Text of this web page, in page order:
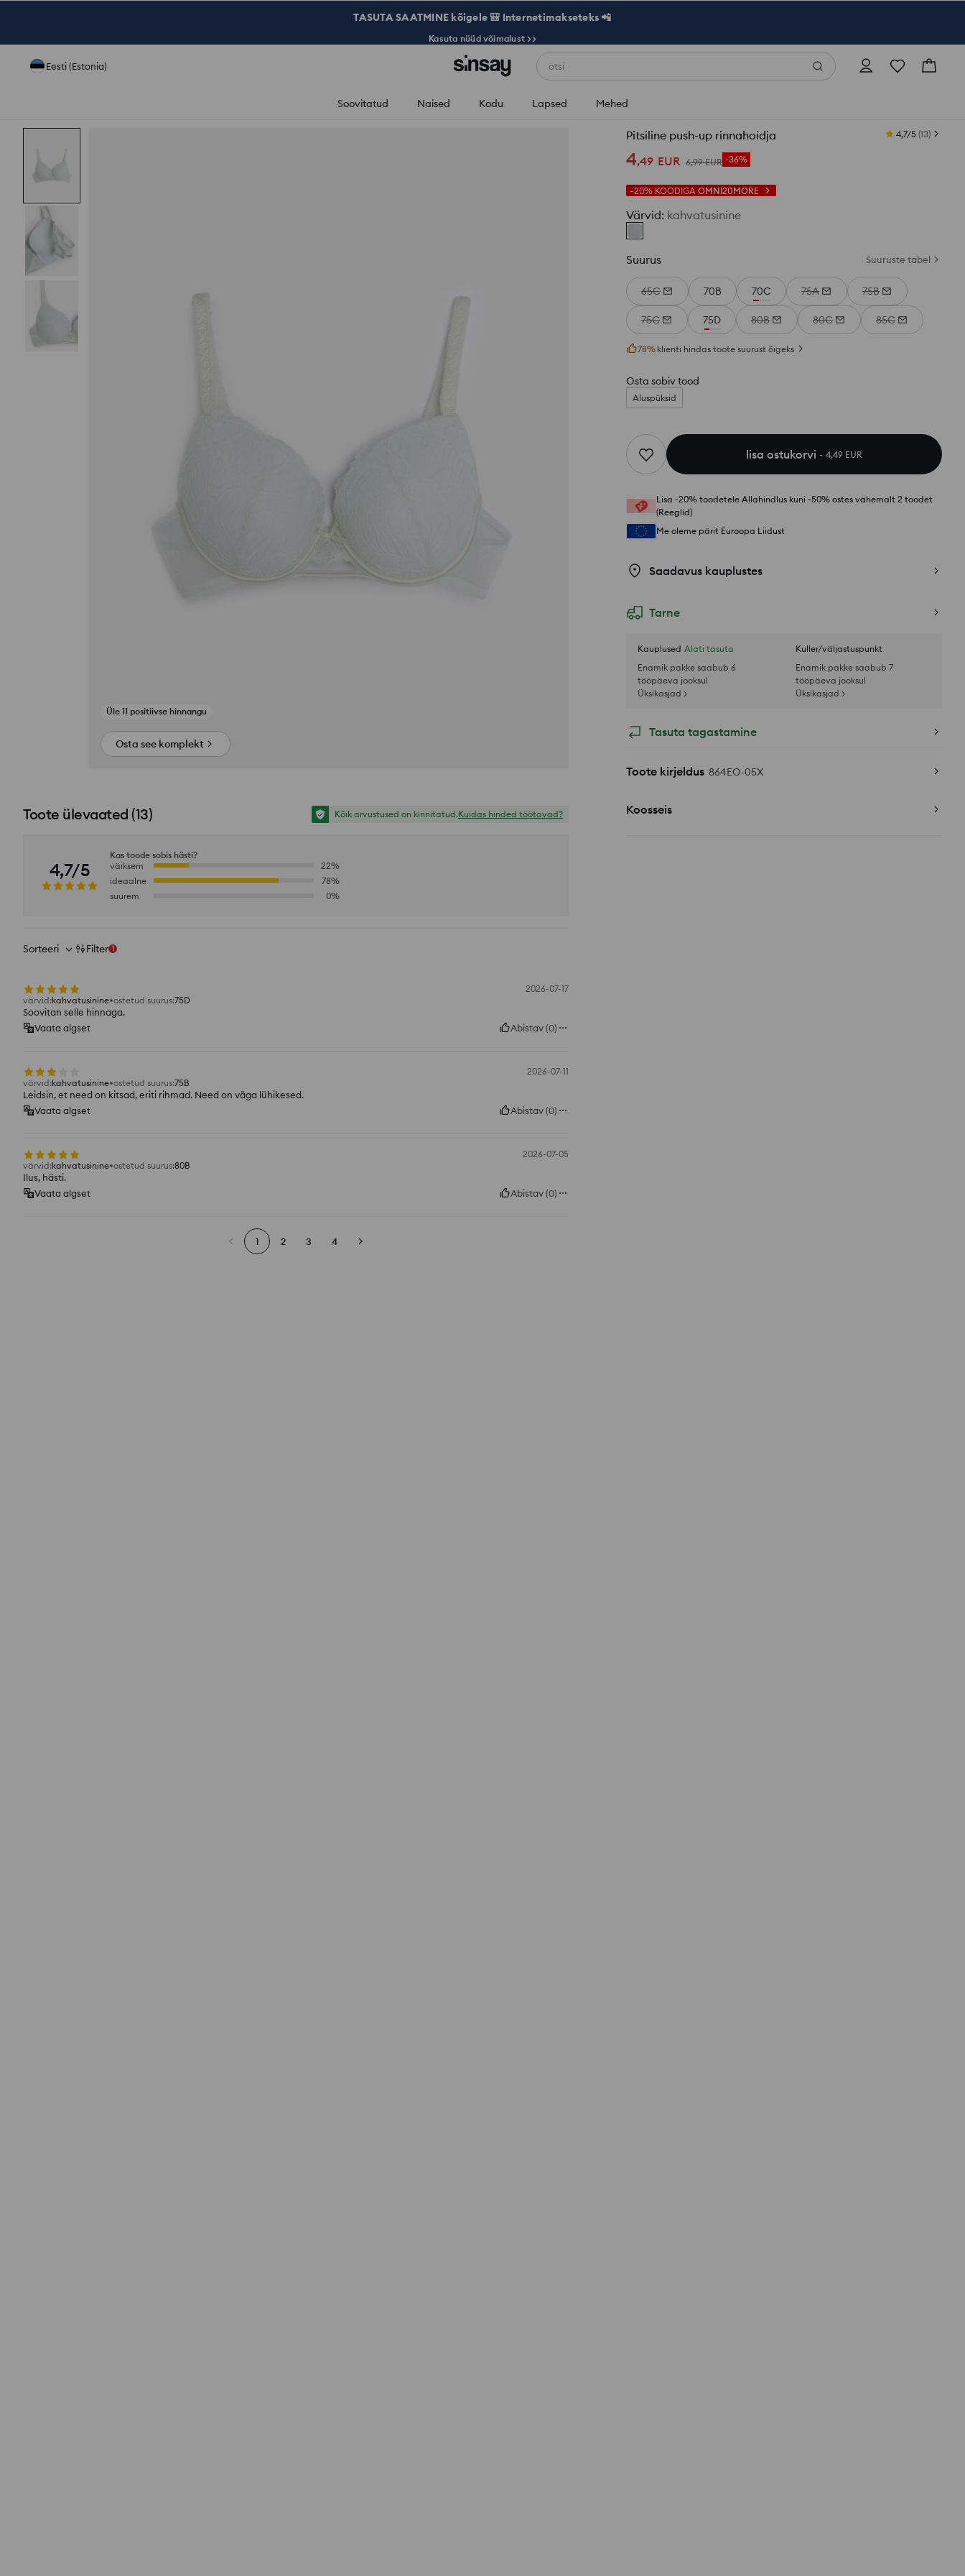
TASUTA SAATMINE kõigele 🎒 Internetimakseteks 📲
Kasuta nüüd võimalust >>
Eesti (Estonia) otsi
Soovitatud Naised Kodu Lapsed Mehed
Pitsiline push-up rinnahoidja 4,7/5 (13)
4,49 EUR 6,99 EUR -36%
-20% KOODIGA OMNI20MORE
Värvid: kahvatusinine
Suurus Suuruste tabel
65C 70B 70C 75A 75B
75C 75D 80B 80C 85C
78% klienti hindas toote suurust õigeks
Osta sobiv tood
Aluspüksid
lisa ostukorvi 4,49 EUR
Lisa -20% toodetele Allahindlus kuni -50% ostes vähemalt 2 toodet
(Reeglid)
Me oleme pärit Euroopa Liidust
Saadavus kauplustes
Tarne
Kauplused Alati tasuta
Enamik pakke saabub 6
tööpäeva jooksul
Üksikasjad >
Kuller/väljastuspunkt
Enamik pakke saabub 7
tööpäeva jooksul
Üksikasjad >
Tasuta tagastamine
Toote kirjeldus 864EO-05X
Koosseis
si_productpage_user_photos_button_title
Osta see komplekt
Toote ülevaated (13) Kõik arvustused on kinnitatud.Kuidas hinded töötavad?
4,7/5
Kas toode sobis hästi?
väiksem
22%
ideaalne
78%
suurem
0%
Sorteeri Filter 1
2026-07-17
värvid:kahvatusinine ostetud suurus:75D
Soovitan selle hinnaga.
Vaata algset
Abistav(0)
2026-07-11
värvid:kahvatusinine ostetud suurus:75B
Leidsin, et need on kitsad, eriti rihmad. Need on väga lühikesed.
Vaata algset
Abistav(0)
2026-07-05
värvid:kahvatusinine ostetud suurus:80B
Ilus, hästi.
Vaata algset
Abistav(0)
1 2 3 4